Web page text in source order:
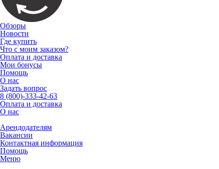
Обзоры
Новости
Где купить
Что с моим заказом?
Оплата и доставка
Мои бонусы
Помощь
О нас
Задать вопрос
8 (800)-333-42-63
Оплата и доставка
О нас
Арендодателям
Вакансии
Контактная информация
Помощь
Меню